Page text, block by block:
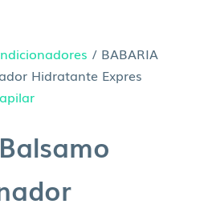
/ BABARIA
Hidratante Expres